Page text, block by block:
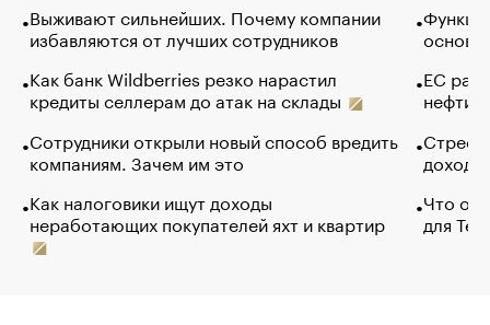
Выживают сильнейших. Почему компании
избавляются от лучших сотрудников
Как банк Wildberries резко нарастил
кредиты селлерам до атак на склады
Сотрудники открыли новый способ вредить
компаниям. Зачем им это
Как налоговики ищут доходы
неработающих покупателей яхт и квартир
основ
ЕС
нефти
Что
для